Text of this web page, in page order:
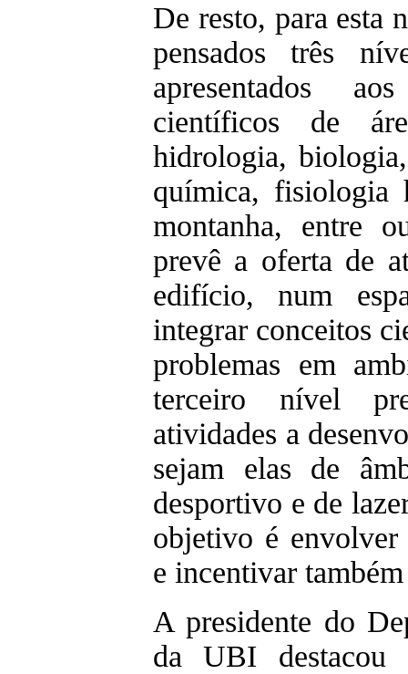
De resto, para esta
pensados três
apresentados
científicos de
hidrologia,
química, fisiologia
montanha, entre
prevê a oferta de
edifício, num
integrar conceitos
problemas em
terceiro nível
atividades a
sejam elas de
desportivo e de
objetivo é envolver
e incentivar
A presidente do
da UBI destacou